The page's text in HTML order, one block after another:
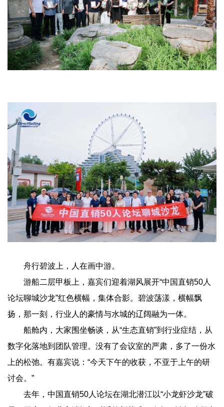
舟行碧波上，人在画中游。
游船二层甲板上，嘉宾们迎着湖风展开“中国直销50人
论坛聊城沙龙”红色横幅，集体合影。碧波荡漾，横幅飘
扬，那一刻，行业人的豪情与水城的辽阔融为一体。
船舱内，大家围坐畅谈，从“生态直销”到行业症结，从
数字化落地到团队管理。没有了会议室的严肃，多了一份水
上的松弛。有嘉宾说：“今天下午的收获，不亚于上午的研
讨会。”
去年，中国直销50人论坛在湖北潜江以“小龙虾沙龙”破